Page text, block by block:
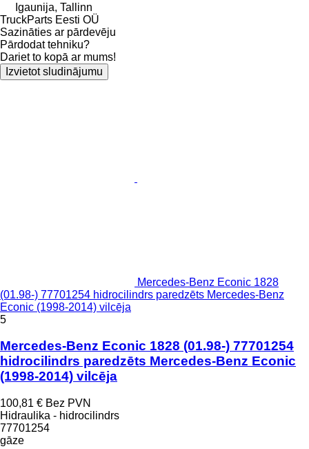
Igaunija, Tallinn
TruckParts Eesti OÜ
Sazināties ar pārdevēju
Pārdodat tehniku?
Dariet to kopā ar mums!
Izvietot sludinājumu
Mercedes-Benz Econic 1828
(01.98-) 77701254 hidrocilindrs paredzēts Mercedes-Benz
Econic (1998-2014) vilcēja
5
Mercedes-Benz Econic 1828 (01.98-) 77701254
hidrocilindrs paredzēts Mercedes-Benz Econic
(1998-2014) vilcēja
100,81 € Bez PVN
Hidraulika - hidrocilindrs
77701254
gāze